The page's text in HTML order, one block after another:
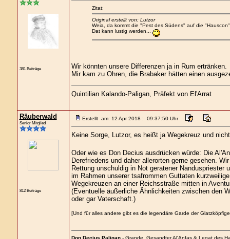
381 Beiträge
Zitat:
Original erstellt von: Lutzor
Weia, da kommt die "Pest des Südens" auf die
Dat kann lustig werden...
Wir könnten unsere Differenzen ja in Rum ertränken.
Mir kam zu Ohren, die Brabaker hätten einen
Quintilian Kalando-Paligan, Präfekt von El'Arrat
Räuberwald
Senior Mitglied
812 Beiträge
Erstellt am: 12 Apr 2018 : 09:37:50 Uhr
Keine Sorge, Lutzor, es heißt ja Wegekreuz und
Oder wie es Don Decius ausdrücken würde: Die
Derefriedens und daher allerorten gerne gesehen.
Rettung unschuldig in Not geratener
im Rahmen unserer tsafrommen Guttaten
Wegekreuzen an einer Reichsstraße mitten in
(Eventuelle äußerliche Ähnlichkeiten zwischen den
oder gar Vaterschaft.)
[Und für alles andere gibt es die legendäre Garde der
Don Decius Paligan- Grande, Gesandter Al'Anfas & Legat des